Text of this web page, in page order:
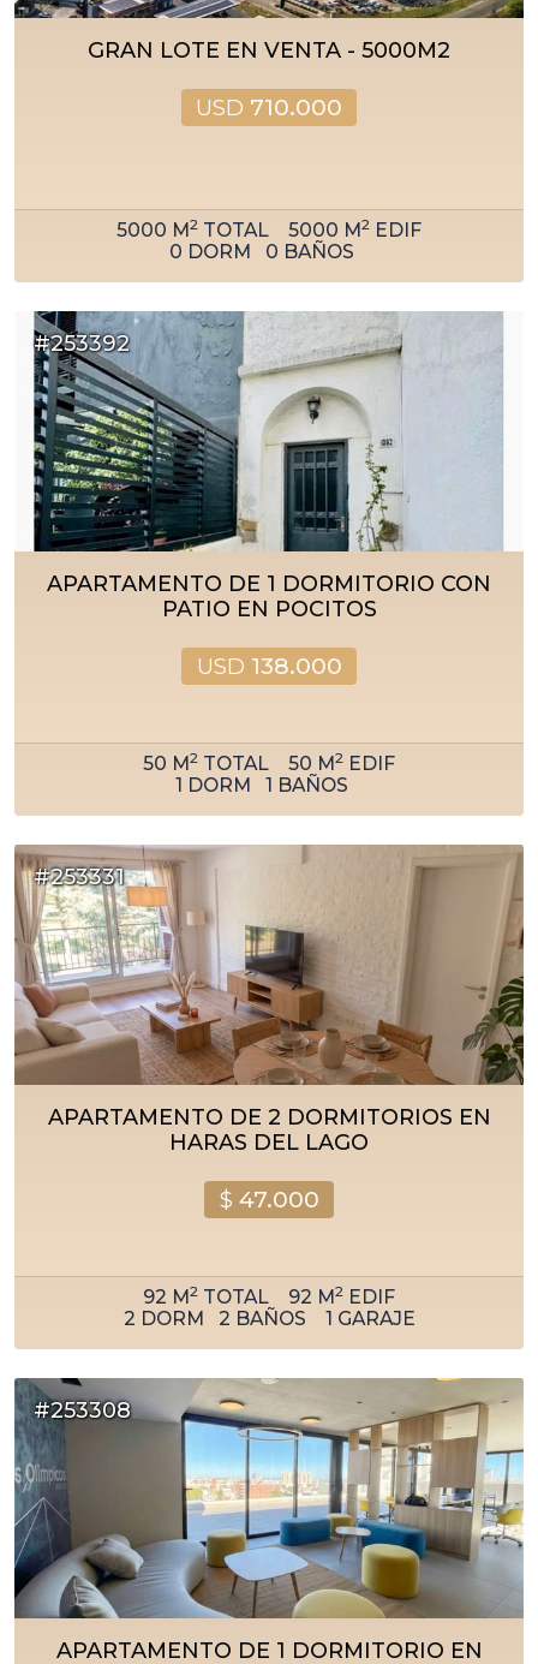
GRAN LOTE EN VENTA - 5000M2
USD 710.000
5000 M2 TOTAL 5000 M2 EDIF
0 DORM 0 BAÑOS
#253392
APARTAMENTO DE 1 DORMITORIO CON
PATIO EN POCITOS
USD 138.000
50 M2 TOTAL 50 M2 EDIF
1 DORM 1 BAÑOS
#253331
APARTAMENTO DE 2 DORMITORIOS EN
HARAS DEL LAGO
$ 47.000
92 M2 TOTAL 92 M2 EDIF
2 DORM 2 BAÑOS 1 GARAJE
#253308
APARTAMENTO DE 1 DORMITORIO EN